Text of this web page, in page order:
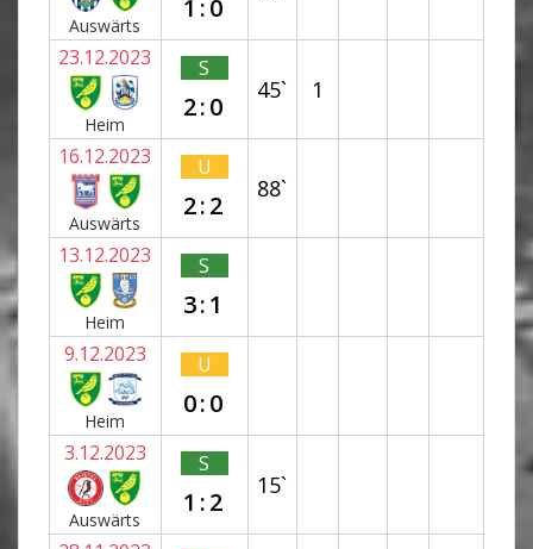
Auswärts
1:0
23.12.2023
Heim
S
2:0
45` 1
16.12.2023
Auswärts
U
2:2
88`
13.12.2023
Heim
S
3:1
9.12.2023
Heim
U
0:0
3.12.2023
Auswärts
S
1:2
15`